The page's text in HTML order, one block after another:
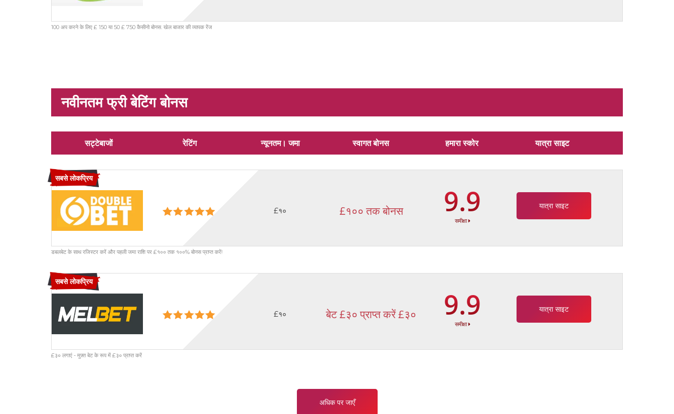
100 अप करने के लिए £ 150 या 50 £ 750 कैसीनो बोनस. खेल बाजार की व्यापक रेंज
नवीनतम फ्री बेटिंग बोनस
सट्टेबाजों रेटिंग न्यूनतम। जमा स्वागत बोनस हमारा स्कोर यात्रा साइट
सबसे लोकप्रिय
£१० £१०० तक बोनस 9.9
समीक्षा
यात्रा साइट
डबलबेट के साथ रजिस्टर करें और पहली जमा राशि पर £१०० तक १००% बोनस प्राप्त करें!
सबसे लोकप्रिय
£१० बेट £३० प्राप्त करें £३० 9.9
समीक्षा
यात्रा साइट
£३० लगाएं - मुफ़्त बेट के रूप में £३० प्राप्त करें
अधिक पर जाएँ